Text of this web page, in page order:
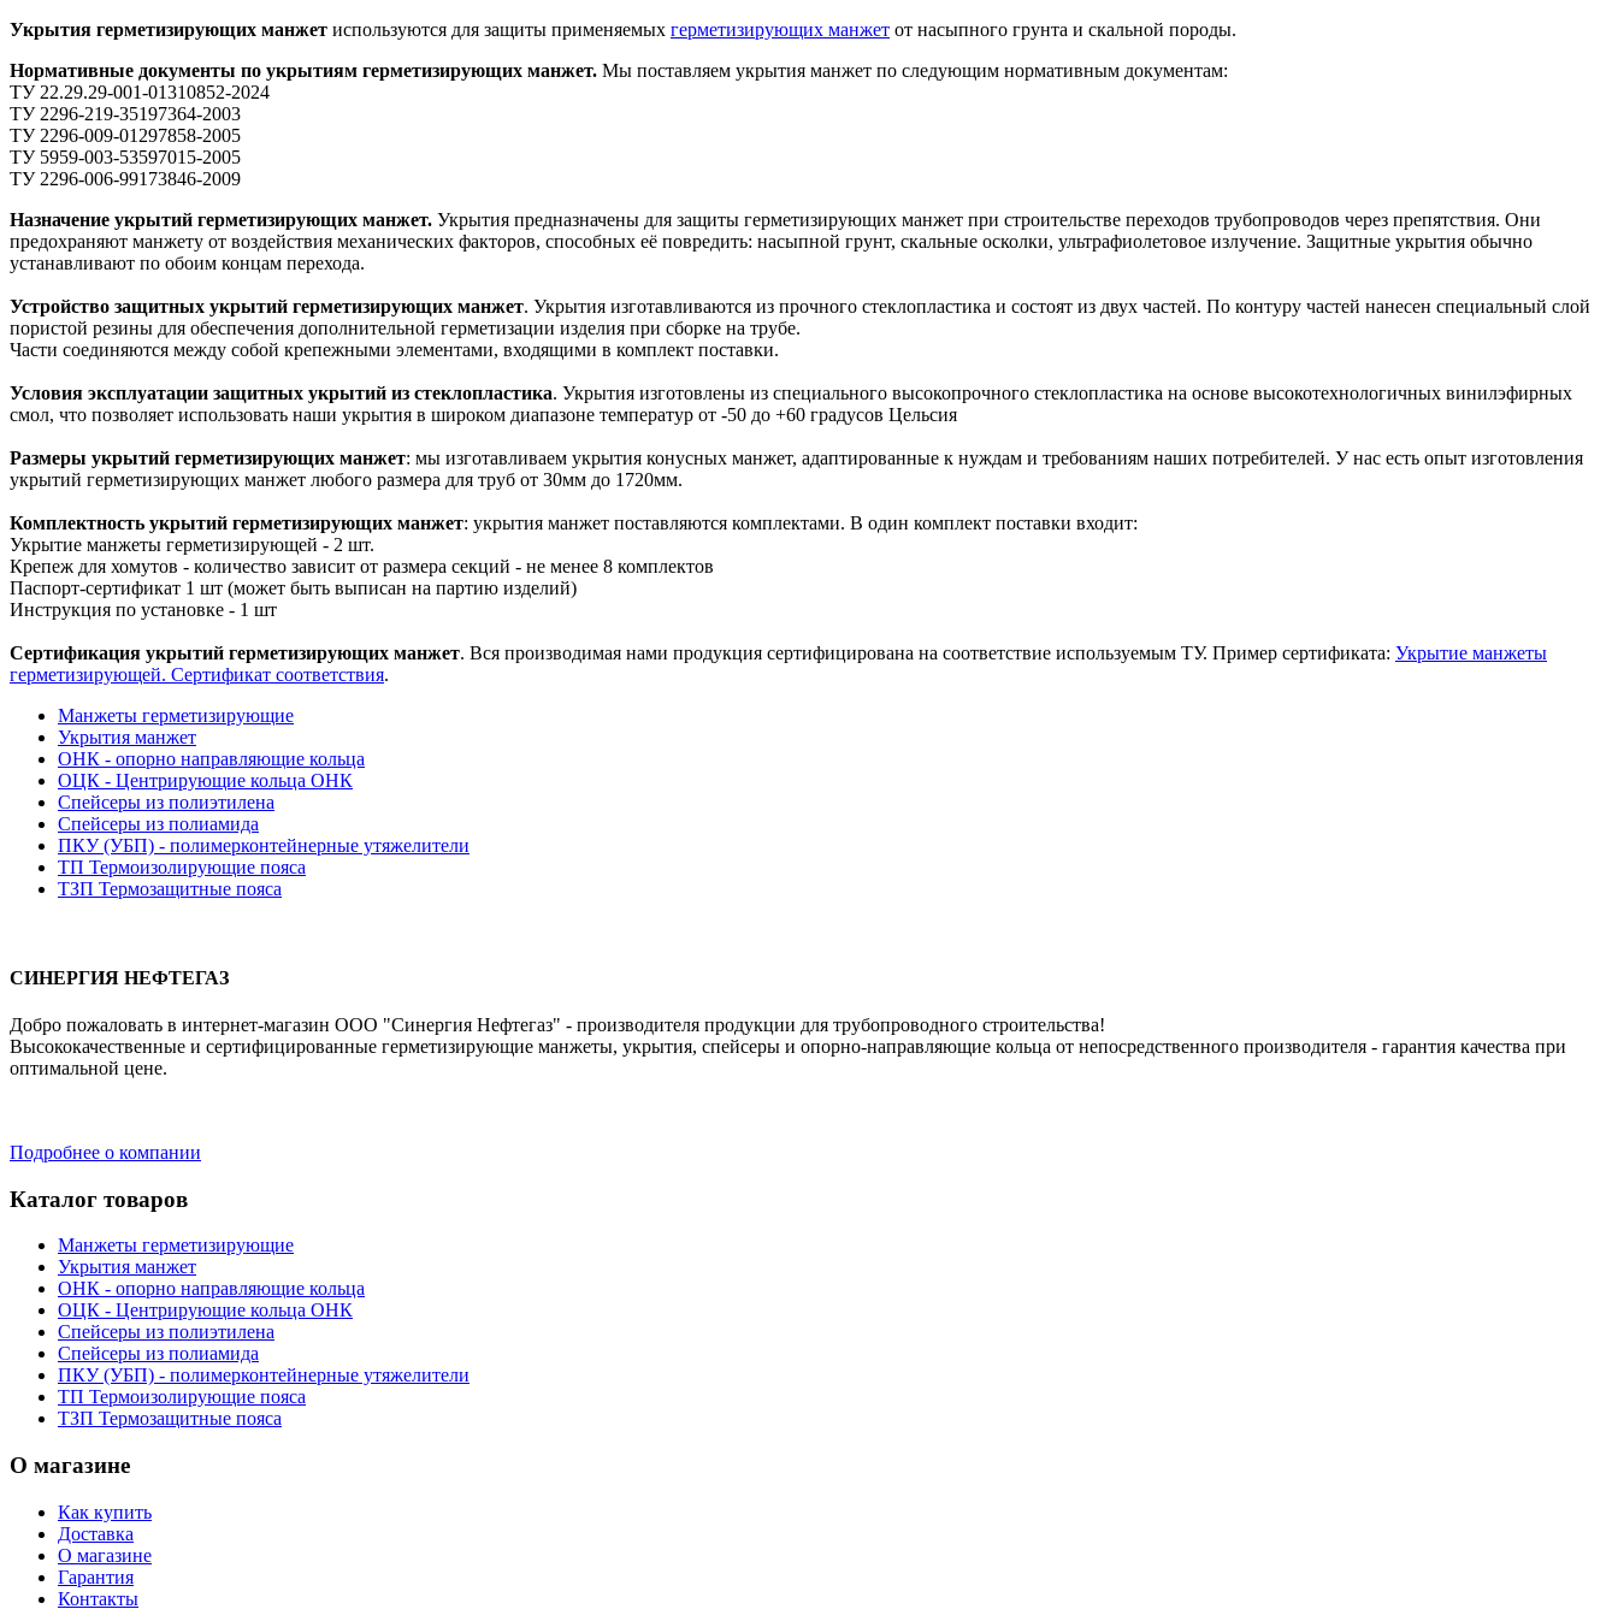
Укрытия герметизирующих манжет используются для защиты применяемых герметизирующих манжет от насыпного грунта и скальной породы.
Нормативные документы по укрытиям герметизирующих манжет. Мы поставляем укрытия манжет по следующим нормативным документам:
ТУ 22.29.29-001-01310852-2024
ТУ 2296-219-35197364-2003
ТУ 2296-009-01297858-2005
ТУ 5959-003-53597015-2005
ТУ 2296-006-99173846-2009
Назначение укрытий герметизирующих манжет. Укрытия предназначены для защиты герметизирующих манжет при строительстве переходов трубопроводов через препятствия. Они
предохраняют манжету от воздействия механических факторов, способных её повредить: насыпной грунт, скальные осколки, ультрафиолетовое излучение. Защитные укрытия обычно
устанавливают по обоим концам перехода.
Устройство защитных укрытий герметизирующих манжет. Укрытия изготавливаются из прочного стеклопластика и состоят из двух частей. По контуру частей нанесен специальный слой
пористой резины для обеспечения дополнительной герметизации изделия при сборке на трубе.
Части соединяются между собой крепежными элементами, входящими в комплект поставки.
Условия эксплуатации защитных укрытий из стеклопластика. Укрытия изготовлены из специального высокопрочного стеклопластика на основе высокотехнологичных винилэфирных
смол, что позволяет использовать наши укрытия в широком диапазоне температур от -50 до +60 градусов Цельсия
Размеры укрытий герметизирующих манжет: мы изготавливаем укрытия конусных манжет, адаптированные к нуждам и требованиям наших потребителей. У нас есть опыт изготовления
укрытий герметизирующих манжет любого размера для труб от 30мм до 1720мм.
Комплектность укрытий герметизирующих манжет: укрытия манжет поставляются комплектами. В один комплект поставки входит:
Укрытие манжеты герметизирующей - 2 шт.
Крепеж для хомутов - количество зависит от размера секций - не менее 8 комплектов
Паспорт-сертификат 1 шт (может быть выписан на партию изделий)
Инструкция по установке - 1 шт
Сертификация укрытий герметизирующих манжет. Вся производимая нами продукция сертифицирована на соответствие используемым ТУ. Пример сертификата: Укрытие манжеты
герметизирующей. Сертификат соответствия.
Манжеты герметизирующие
Укрытия манжет
ОНК - опорно направляющие кольца
ОЦК - Центрирующие кольца ОНК
Спейсеры из полиэтилена
Спейсеры из полиамида
ПКУ (УБП) - полимерконтейнерные утяжелители
ТП Термоизолирующие пояса
ТЗП Термозащитные пояса
СИНЕРГИЯ НЕФТЕГАЗ
Добро пожаловать в интернет-магазин ООО "Синергия Нефтегаз" - производителя продукции для трубопроводного строительства!
Высококачественные и сертифицированные герметизирующие манжеты, укрытия, спейсеры и опорно-направляющие кольца от непосредственного производителя - гарантия качества при
оптимальной цене.
Подробнее о компании
Каталог товаров
Манжеты герметизирующие
Укрытия манжет
ОНК - опорно направляющие кольца
ОЦК - Центрирующие кольца ОНК
Спейсеры из полиэтилена
Спейсеры из полиамида
ПКУ (УБП) - полимерконтейнерные утяжелители
ТП Термоизолирующие пояса
ТЗП Термозащитные пояса
О магазине
Как купить
Доставка
О магазине
Гарантия
Контакты